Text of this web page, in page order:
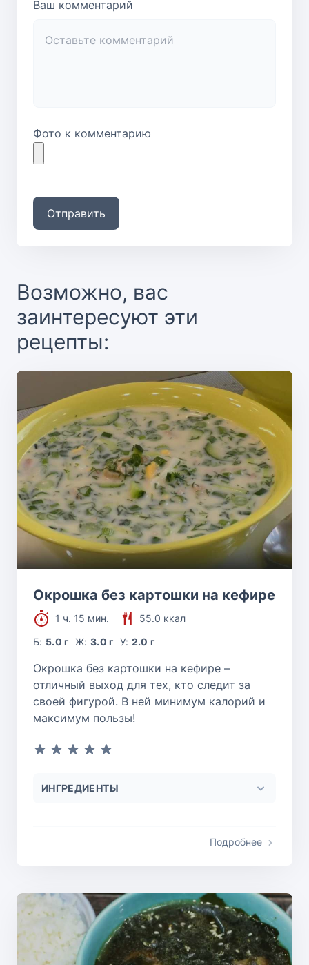
Ваш комментарий
Фото к комментарию
Отправить
Возможно, вас
заинтересуют эти
рецепты:
Окрошка без картошки на кефире
1 ч. 15 мин.
55.0 ккал
Б: 5.0 г Ж: 3.0 г У: 2.0 г
Окрошка без картошки на кефире –
отличный выход для тех, кто следит за
своей фигурой. В ней минимум калорий и
максимум пользы!
ИНГРЕДИЕНТЫ
Подробнее